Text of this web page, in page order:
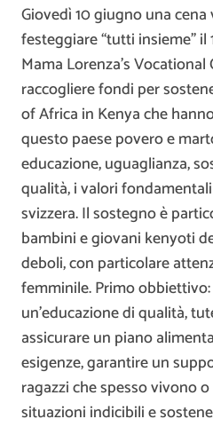
Giovedì 10 giugno una
festeggiare “tutti insieme” il
Mama Lorenza’s
raccogliere fondi per
of Africa in Kenya che
questo paese povero e
educazione, uguaglianza,
qualità, i valori
svizzera. Il sostegno è
bambini e giovani kenyoti
deboli, con particolare
femminile. Primo obbiettivo:
un’educazione di qualità,
assicurare un piano
esigenze, garantire un
ragazzi che spesso vivono
situazioni indicibili e